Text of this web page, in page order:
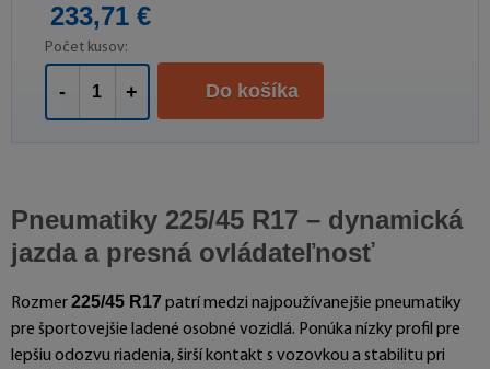
233,71 €
Počet kusov:
- + Do košíka
Pneumatiky 225/45 R17 – dynamická
jazda a presná ovládateľnosť
Rozmer225/45 R17patrí medzi najpoužívanejšie pneumatiky
pre športovejšie ladené osobné vozidlá. Ponúka nízky profil pre
lepšiu odozvu riadenia, širší kontakt s vozovkou a stabilitu pri